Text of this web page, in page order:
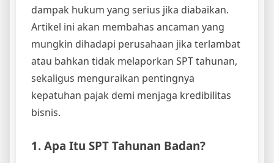
dampak hukum yang serius jika diabaikan.
Artikel ini akan membahas ancaman yang
mungkin dihadapi perusahaan jika terlambat
atau bahkan tidak melaporkan SPT tahunan,
sekaligus menguraikan pentingnya
kepatuhan pajak demi menjaga kredibilitas
bisnis.
1. Apa Itu SPT Tahunan Badan?